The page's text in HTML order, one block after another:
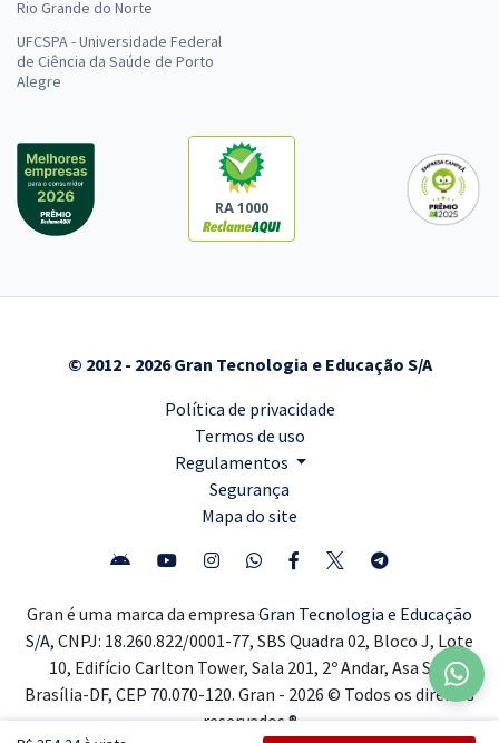
Rio Grande do Norte
UFCSPA - Universidade Federal
de Ciência da Saúde de Porto
Alegre
RA 1000
© 2012 - 2026 Gran Tecnologia e Educação S/A
Política de privacidade
Termos de uso
Regulamentos
Segurança
Mapa do site
Gran é uma marca da empresa Gran Tecnologia e Educação
S/A, CNPJ: 18.260.822/0001-77, SBS Quadra 02, Bloco J, Lote
10, Edifício Carlton Tower, Sala 201, 2º Andar, Asa Sul,
Brasília-DF, CEP 70.070-120. Gran - 2026 © Todos os direitos
reservados ®